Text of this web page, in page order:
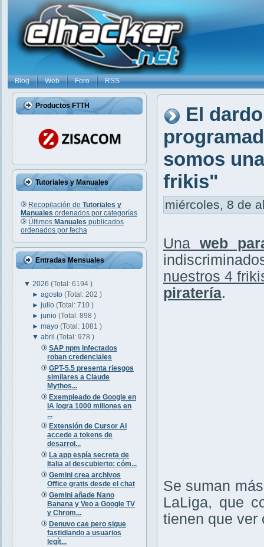
Blog Web Foro RSS
Productos FTTH
Tutoriales y Manuales
Recopilación de Tutoriales y
Manuales ordenados por categorías
Últimos Manuales publicados
ordenados por fecha
Entradas Mensuales
▼ 2026 (Total: 6194 )
►agosto(Total: 202 )
►julio(Total: 710 )
►junio(Total: 898 )
►mayo(Total: 1081 )
▼abril(Total: 978 )
SAP npm infectados
roban credenciales
GPT-5.5 presenta riesgos
similares a Claude
Mythos...
Exempleado de Google en
IA logra 1000 millones en
...
Extensión de Cursor AI
accede a tokens de
desarrol...
La app espía secreta de
Italia al descubierto: cóm...
Gemini crea archivos
Office gratis desde el chat
Gemini añade Nano
Banana y Veo a Google TV
y Chrom...
Denuvo cae pero sigue
fastidiando a usuarios
legít...
El
somos
frikis"
miércoles, 8 de
Una web
nuestros 4
piratería.
Se suman
LaLiga, que
tienen que ver